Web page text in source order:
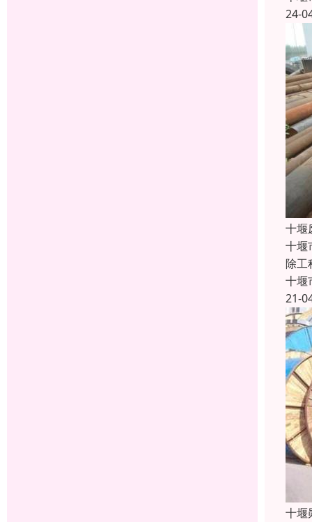
24-
十堰
十堰
除工
十堰
21-
十堰